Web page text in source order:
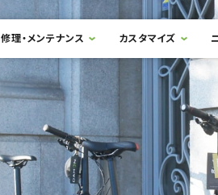
修理・メンテナンス カスタマイズ